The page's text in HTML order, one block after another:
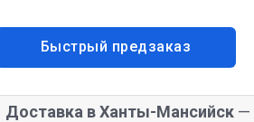
Быстрый предзаказ
Доставка в Ханты-Мансийск —